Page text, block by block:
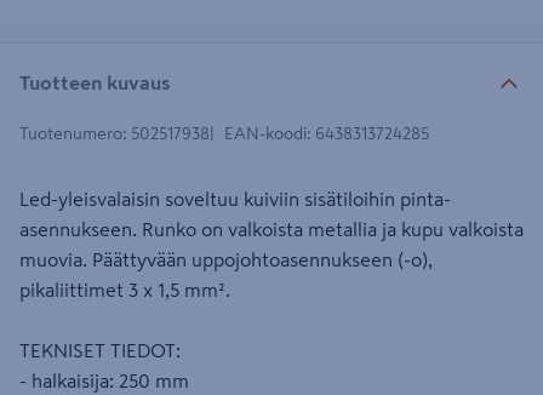
Tuotteen kuvaus
Tuotenumero: 502517938 EAN-koodi: 6438313724285
Led-yleisvalaisin soveltuu kuiviin sisätiloihin pinta-
asennukseen. Runko on valkoista metallia ja kupu valkoista
muovia. Päättyvään uppojohtoasennukseen (-o),
pikaliittimet 3 x 1,5 mm².
TEKNISET TIEDOT:
- halkaisija: 250 mm